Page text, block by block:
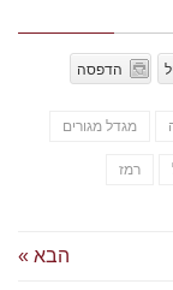
הדפסה
מגדל מגורים
רמז
הבא »